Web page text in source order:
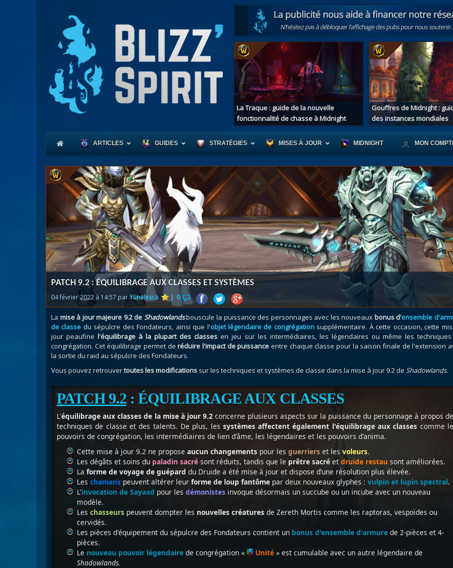
La Traque : guide de la nouvelle
fonctionnalité de chasse à Midnight
Gouffres de Midnight :
des instances mondiales
ARTICLES GUIDES
Coeur d'Azeroth
Races alliées
Exploration des îles
Nazjatar
etMécagone
Débloquer le vol
Assauts à Uldum et au Val
Visions horrifiques
Scénario de Chromie
Les bastonneurs
Rivage Brisé
Débloquer le vol
Les invasions
Arme prodigieuse
Les réputations
Les
Les
Les jouets
Les
Les
Les
Les métiers
STRATÉGIES MISES À JOUR MIDNIGHT MON
PATCH 9.2 : ÉQUILIBRAGE AUX CLASSES ET SYSTÈMES
04 février 2022 à 14:57 parYünalescä | 0
La mise à jour majeure 9.2 de Shadowlandsbouscule la puissance des personnages avec les nouveaux bonus d'ensemble
de classe du sépulcre des Fondateurs, ainsi que l'objet légendaire de congrégationsupplémentaire. À cette occasion, cette
jour peaufinel'équilibrage à la plupart des classes en jeu sur les intermédiaires, les légendaires ou même les
congrégation. Cet équilibrage permet deréduire l'impact de puissance entre chaque classe pour la saison finale de l'extension
la sortie du raid au sépulcre des Fondateurs.
Vous pouvez retrouvertoutes les modifications sur les techniques et systèmes de classe dans la mise à jour 9.2 de Shadowlands.
PATCH 9.2 : ÉQUILIBRAGE AUX CLASSES
L'équilibrage aux classes de la mise à jour 9.2 concerne plusieurs aspects sur la puissance du personnage à propos
techniques de classe et des talents. De plus, les systèmes affectent également l'équilibrage aux classes comme
pouvoirs de congrégation, les intermédiaires de lien d'âme, les légendaires et les pouvoirs d'anima.
Cette mise à jour 9.2 ne propose aucun changements pour les guerriers et les voleurs.
Les dégâts et soins du paladin sacré sont réduits, tandis que le prêtre sacré et druide restau sont améliorées.
La forme de voyage de guépard du Druide a été mise à jour et dispose d’une résolution plus élevée.
Les chamans peuvent altérer leur forme de loup fantôme par deux nouveaux glyphes : vulpin et lupin spectral.
L'invocation de Sayaad pour les démonistes invoque désormais un succube ou un incube avec un nouveau
modèle.
Les chasseurs peuvent dompter les nouvelles créatures de Zereth Mortis comme les raptoras, vespoïdes ou
cervidés.
Les pièces d'équipement du sépulcre des Fondateurs contient un bonus d'ensemble d'armure de 2-pièces et 4-
pièces.
Le nouveau pouvoir légendaire de congrégation « Unité » est cumulable avec un autre légendaire de
Shadowlands.